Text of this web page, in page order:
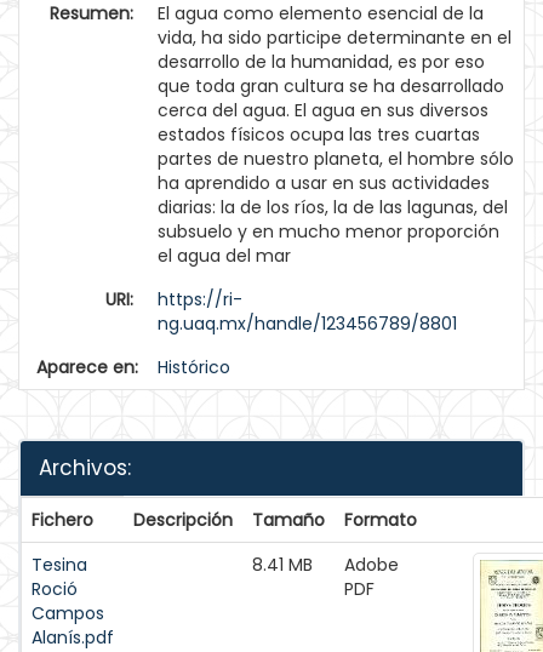
Resumen:
El agua como elemento esencial de la
vida, ha sido participe determinante en el
desarrollo de la humanidad, es por eso
que toda gran cultura se ha desarrollado
cerca del agua. El agua en sus diversos
estados físicos ocupa las tres cuartas
partes de nuestro planeta, el hombre sólo
ha aprendido a usar en sus actividades
diarias: la de los ríos, la de las lagunas, del
subsuelo y en mucho menor proporción
el agua del mar
URI:
https://ri-
ng.uaq.mx/handle/123456789/8801
Aparece en:
Histórico
Archivos:
Fichero Descripción Tamaño
Formato
Tesina
Roció
Campos
Alanís.pdf
8.41 MB
Adobe
PDF